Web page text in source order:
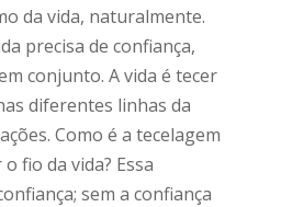
da vida, naturalmente.
precisa de confiança,
conjunto. A vida é tecer
diferentes linhas da
Como é a tecelagem
fio da vida? Essa
sem a confiança